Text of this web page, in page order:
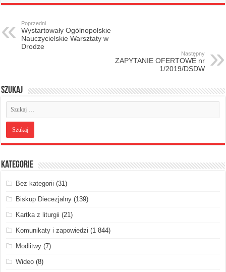
Poprzedni
Wystartowały Ogólnopolskie
Nauczycielskie Warsztaty w
Drodze
Następny
ZAPYTANIE OFERTOWE nr
1/2019/DSDW
Szukaj
Kategorie
Bez kategorii (31)
Biskup Diecezjalny (139)
Kartka z liturgii (21)
Komunikaty i zapowiedzi (1 844)
Modlitwy (7)
Wideo (8)